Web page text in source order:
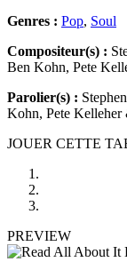
Genres : Pop, Soul
Compositeur(s) :
Ben Kohn, Pete
Parolier(s) :
Kohn, Pete Kelleher
JOUER CETTE
PREVIEW